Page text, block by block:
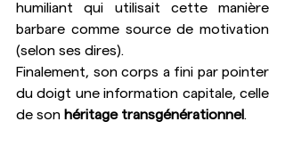
humiliant qui utilisait cette manière
barbare comme source de motivation
(selon ses dires).
Finalement, son corps a fini par pointer
du doigt une information capitale, celle
de son héritage transgénérationnel.